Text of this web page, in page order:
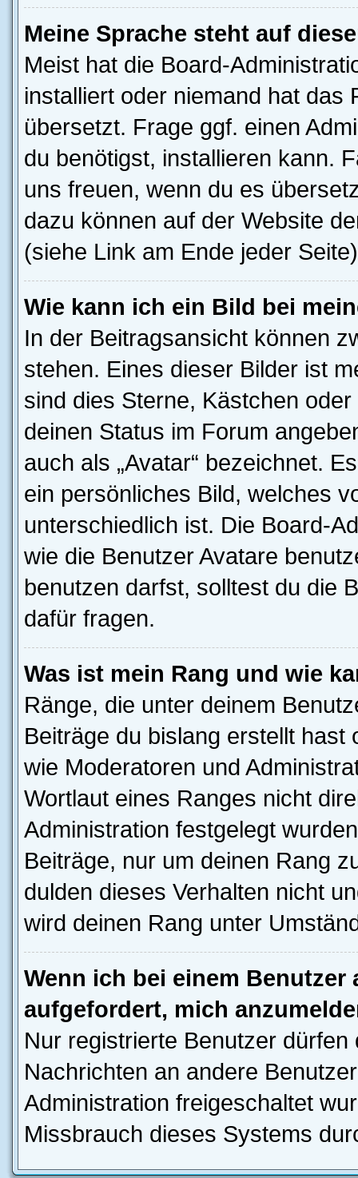
Meine Sprache steht auf
Meist hat die Board-
installiert oder niemand hat das
übersetzt. Frage ggf. einen
du benötigst, installieren kann.
uns freuen, wenn du es
dazu können auf der Website
(siehe Link am Ende jeder
Wie kann ich ein Bild bei
In der Beitragsansicht können
stehen. Eines dieser Bilder ist
sind dies Sterne, Kästchen
deinen Status im Forum
auch als „Avatar“ bezeichnet.
ein persönliches Bild, welches
unterschiedlich ist. Die Board-
wie die Benutzer Avatare
benutzen darfst, solltest du die
dafür fragen.
Was ist mein Rang und wie
Ränge, die unter deinem
Beiträge du bislang erstellt
wie Moderatoren und
Wortlaut eines Ranges nicht
Administration festgelegt
Beiträge, nur um deinen Rang
dulden dieses Verhalten nicht
wird deinen Rang unter
Wenn ich bei einem
aufgefordert, mich
Nur registrierte Benutzer
Nachrichten an andere
Administration freigeschaltet
Missbrauch dieses Systems